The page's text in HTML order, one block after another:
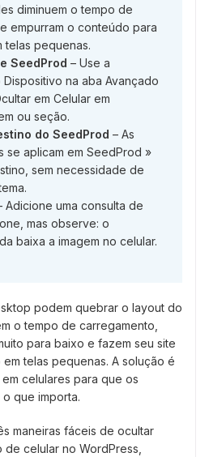
diminuem o tempo de
empurram o conteúdo para
telas pequenas.
SeedProd – Use a
na aba Avançado
em Celular em
ou seção.
do SeedProd – As
se aplicam em SeedProd »
sem necessidade de
Adicione uma consulta de
mas observe: o
baixa a imagem no celular.
podem quebrar o layout do
o tempo de carregamento,
para baixo e fazem seu site
telas pequenas. A solução é
celulares para que os
que importa.
maneiras fáceis de ocultar
celular no WordPress,